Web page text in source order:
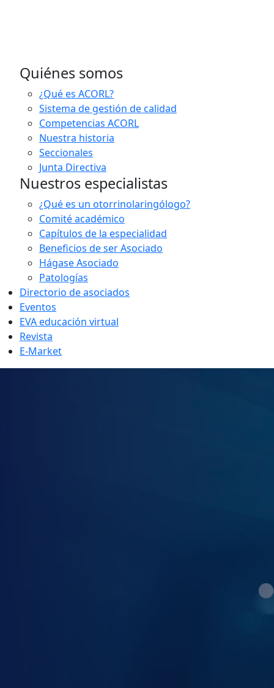
Quiénes somos
¿Qué es ACORL?
Sistema de gestión de calidad
Competencias ACORL
Nuestra historia
Seccionales
Junta Directiva
Nuestros especialistas
¿Qué es un otorrinolaringólogo?
Comité académico
Capítulos de la especialidad
Beneficios de ser Asociado
Hágase Asociado
Patologías
Directorio de asociados
Eventos
EVA educación virtual
Revista
E-Market